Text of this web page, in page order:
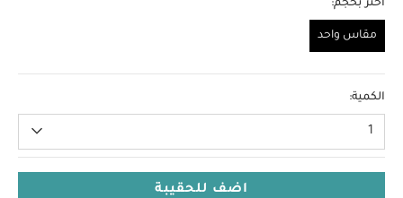
اختر بحجم:
مقاس واحد
الكمية:
1
اضف للحقيبة